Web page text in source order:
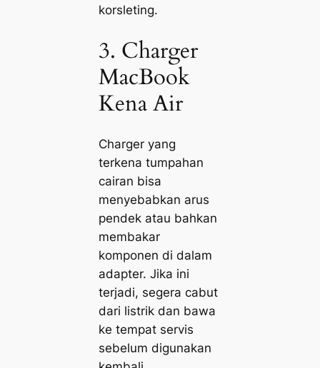
korsleting.
3. Charger
MacBook
Kena Air
Charger yang
terkena tumpahan
cairan bisa
menyebabkan arus
pendek atau bahkan
membakar
komponen di dalam
adapter. Jika ini
terjadi, segera cabut
dari listrik dan bawa
ke tempat servis
sebelum digunakan